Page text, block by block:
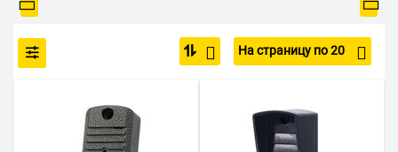
На страницу по 20